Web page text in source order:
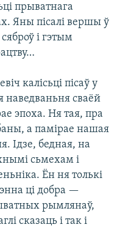
прыватнага
Яны пісалі вершы ў
і гэтым
калісьці пісаў у
наведваньня сваёй
эпоха. Ня тая, пра
а памірае нашая
Ідзе, бедная, на
сьмехам і
Ён ня толькі
ці добра —
рымлянаў,
сказаць і так і